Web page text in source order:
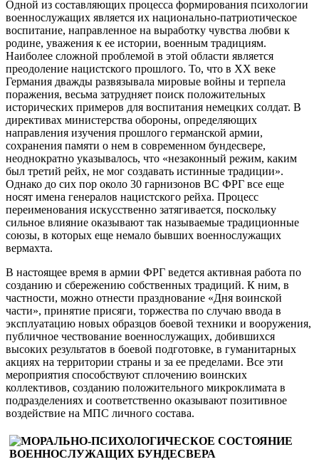
Одной из составляющих процесса формирования психологии
военнослужащих является их национально-патриотическое
воспитание, направленное на выработку чувства любви к
родине, уважения к ее истории, военным традициям.
Наиболее сложной проблемой в этой области является
преодоление нацистского прошлого. То, что в XX веке
Германия дважды развязывала мировые войны и терпела
поражения, весьма затрудняет поиск положительных
исторических примеров для воспитания немецких солдат. В
директивах министерства обороны, определяющих
направления изучения прошлого германской армии,
сохранения памяти о нем в современном бундесвере,
неоднократно указывалось, что «незаконный режим, каким
был третий рейх, не мог создавать истинные традиции».
Однако до сих пор около 30 гарнизонов ВС ФРГ все еще
носят имена генералов нацистского рейха. Процесс
переименования искусственно затягивается, поскольку
сильное влияние оказывают так называемые традиционные
союзы, в которых еще немало бывших военнослужащих
вермахта.
В настоящее время в армии ФРГ ведется активная работа по
созданию и сбережению собственных традиций. К ним, в
частности, можно отнести празднование «Дня воинской
части», принятие присяги, торжества по случаю ввода в
эксплуатацию новых образцов боевой техники и вооружения,
публичное чествование военнослужащих, добившихся
высоких результатов в боевой подготовке, в гуманитарных
акциях на территории страны и за ее пределами. Все эти
мероприятия способствуют сплочению воинских
коллективов, созданию положительного микроклимата в
подразделениях и соответственно оказывают позитивное
воздействие на МПС личного состава.